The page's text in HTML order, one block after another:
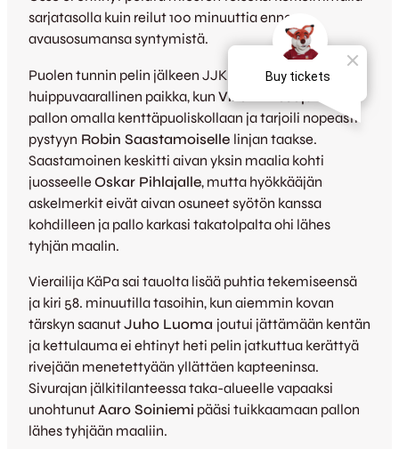
sarjatasolla kuin reilut 100 minuuttia ennen
avausosumansa syntymistä.
Puolen tunnin pelin jälkeen JJK:lla tarjoutui
huippuvaarallinen paikka, kun Ville Kirvesoja
pallon omalla kenttäpuoliskollaan ja tarjoili nopeasti
pystyyn Robin Saastamoiselle linjan taakse.
Saastamoinen keskitti aivan yksin maalia kohti
juosseelle Oskar Pihlajalle, mutta hyökkääjän
askelmerkit eivät aivan osuneet syötön kanssa
kohdilleen ja pallo karkasi takatolpalta ohi lähes
tyhjän maalin.
Vierailija KäPa sai tauolta lisää puhtia tekemiseensä
ja kiri 58. minuutilla tasoihin, kun aiemmin kovan
tärskyn saanutJuho Luoma joutui jättämään kentän
ja kettulauma ei ehtinyt heti pelin jatkuttua kerättyä
rivejään menetettyään yllättäen kapteeninsa.
Sivurajan jälkitilanteessa taka-alueelle vapaaksi
unohtunutAaro Soiniemi pääsi tuikkaamaan pallon
lähes tyhjään maaliin.